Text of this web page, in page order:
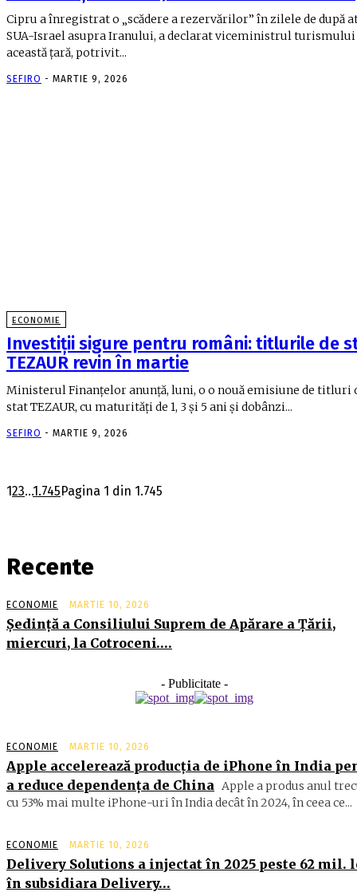
Cipru a înregistrat o „scădere a rezervărilor” în zilele de după
SUA-Israel asupra Iranului, a declarat viceministrul
această țară, potrivit...
SEFIRO - MARTIE 9, 2026
ECONOMIE
Investiții sigure pentru români: titlurile de
TEZAUR revin în martie
Ministerul Finanţelor anunţă, luni, o o nouă emisiune de titluri
stat TEZAUR, cu maturităţi de 1, 3 şi 5 ani şi dobânzi...
SEFIRO - MARTIE 9, 2026
123...1.745Pagina 1 din 1.745
Recente
ECONOMIE MARTIE 10, 2026
Şedinţă a Consiliului Suprem de Apărare a Ţării,
miercuri, la Cotroceni….
- Publicitate -
ECONOMIE MARTIE 10, 2026
Apple accelerează producția de iPhone în India
a reduce dependența de China Apple a produs anul
cu 53% mai multe iPhone-uri în India decât în 2024, în ceea ce...
ECONOMIE MARTIE 10, 2026
Delivery Solutions a injectat în 2025 peste 62 mil.
în subsidiara Delivery…